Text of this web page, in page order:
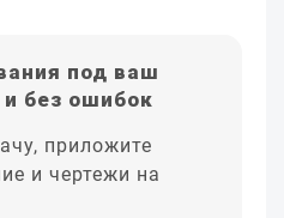
под ваш
без ошибок
приложите
и чертежи на